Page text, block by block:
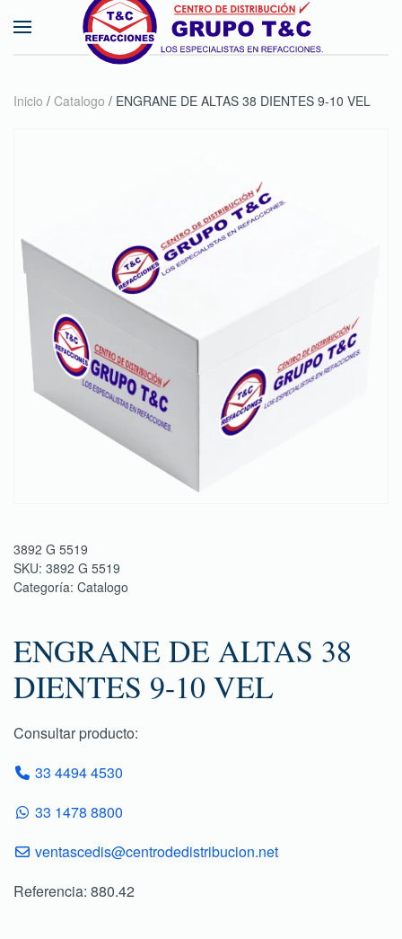
Skip to main content
Inicio / Catalogo / ENGRANE DE ALTAS 38 DIENTES 9-10 VEL
3892 G 5519
SKU: 3892 G 5519
Categoría: Catalogo
ENGRANE DE ALTAS 38
DIENTES 9-10 VEL
Consultar producto:
33 4494 4530
33 1478 8800
ventascedis@centrodedistribucion.net
Referencia: 880.42